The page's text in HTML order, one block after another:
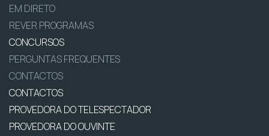
EM DIRETO
REVER PROGRAMAS
CONCURSOS
PERGUNTAS FREQUENTES
CONTACTOS
CONTACTOS
PROVEDORA DO TELESPECTADOR
PROVEDORA DO OUVINTE